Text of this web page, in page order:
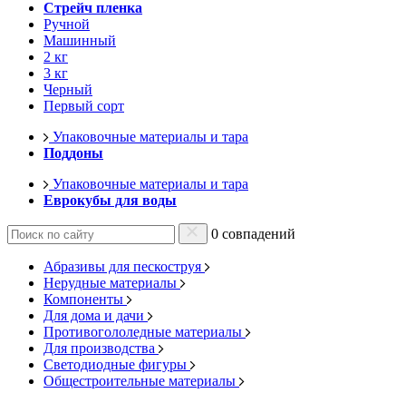
Стрейч пленка
Ручной
Машинный
2 кг
3 кг
Черный
Первый сорт
Упаковочные материалы и тара
Поддоны
Упаковочные материалы и тара
Еврокубы для воды
0 совпадений
Абразивы для пескоструя
Нерудные материалы
Компоненты
Для дома и дачи
Противогололедные материалы
Для производства
Светодиодные фигуры
Общестроительные материалы